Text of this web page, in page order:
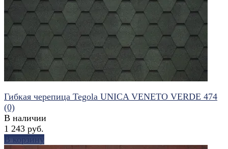
избранное сравнить
Гибкая черепица Tegola UNICA VENETO VERDE 474
(0)
В наличии
1 243 руб.
В корзину